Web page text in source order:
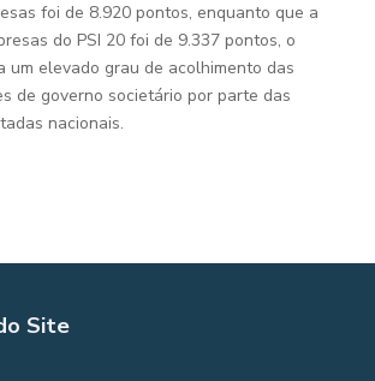
foi de 8.920 pontos, enquanto que a
do PSI 20 foi de 9.337 pontos, o
um elevado grau de acolhimento das
de governo societário por parte das
nacionais.
Site